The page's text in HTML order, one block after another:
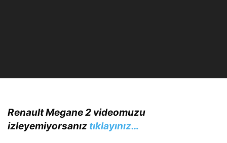
Renault Megane 2 videomuzu
izleyemiyorsanız tıklayınız…